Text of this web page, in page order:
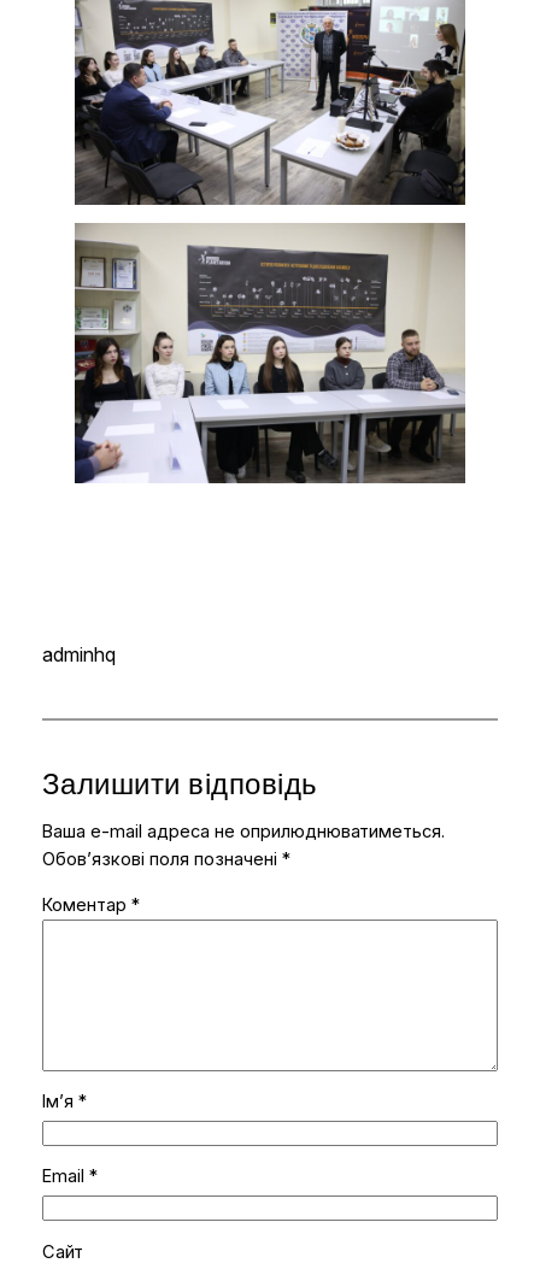
adminhq
Залишити відповідь
Ваша e-mail адреса не оприлюднюватиметься.
Обов’язкові поля позначені *
Коментар *
Ім’я *
Email *
Сайт